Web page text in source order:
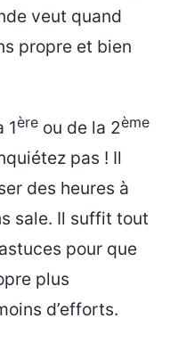
veut quand
propre et bien
1ère ou de la 2ème
pas ! Il
des heures à
sale. Il suffit tout
pour que
plus
d’efforts.